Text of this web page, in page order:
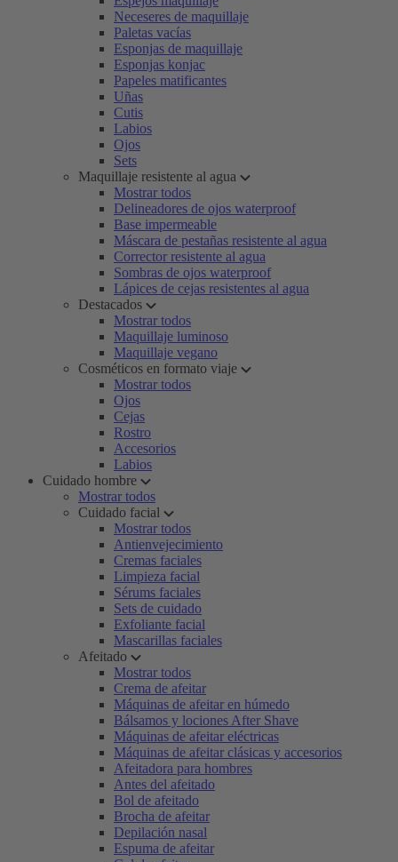
Neceseres de maquillaje
Paletas vacías
Esponjas de maquillaje
Esponjas konjac
Papeles matificantes
Uñas
Cutis
Labios
Ojos
Sets
Maquillaje resistente al agua
Mostrar todos
Delineadores de ojos waterproof
Base impermeable
Máscara de pestañas resistente al agua
Corrector resistente al agua
Sombras de ojos waterproof
Lápices de cejas resistentes al agua
Destacados
Mostrar todos
Maquillaje luminoso
Maquillaje vegano
Cosméticos en formato viaje
Mostrar todos
Ojos
Cejas
Rostro
Accesorios
Labios
Cuidado hombre
Mostrar todos
Cuidado facial
Mostrar todos
Antienvejecimiento
Cremas faciales
Limpieza facial
Sérums faciales
Sets de cuidado
Exfoliante facial
Mascarillas faciales
Afeitado
Mostrar todos
Crema de afeitar
Máquinas de afeitar en húmedo
Bálsamos y lociones After Shave
Máquinas de afeitar eléctricas
Máquinas de afeitar clásicas y accesorios
Afeitadora para hombres
Antes del afeitado
Bol de afeitado
Brocha de afeitar
Depilación nasal
Espuma de afeitar